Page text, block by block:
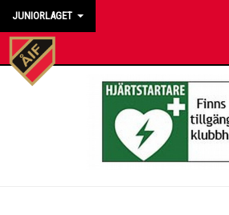
JUNIORLAGET
HEM